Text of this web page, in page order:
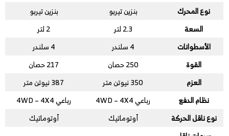
نوع المحرك
بنزين تيربو
بنزين تيربو
السعة
2.3 لتر
2 لتر
الأسطوانات
4 سلندر
4 سلندر
القوة
250 حصان
217 حصان
العزم
350 نيوتن متر
387 نيوتن متر
نظام الدفع
رباعي 4WD – 4X4
رباعي 4WD – 4X4
نوع ناقل الحركة
أوتوماتيك
أوتوماتيك